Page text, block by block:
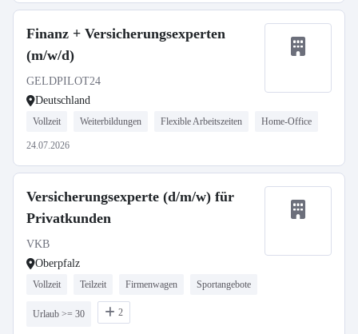
Finanz + Versicherungsexperten
(m/w/d)
GELDPILOT24
Deutschland
Vollzeit Weiterbildungen Flexible Arbeitszeiten Home-Office
24.07.2026
Versicherungsexperte (d/m/w) für
Privatkunden
VKB
Oberpfalz
Vollzeit Teilzeit Firmenwagen Sportangebote
Urlaub >= 30 2